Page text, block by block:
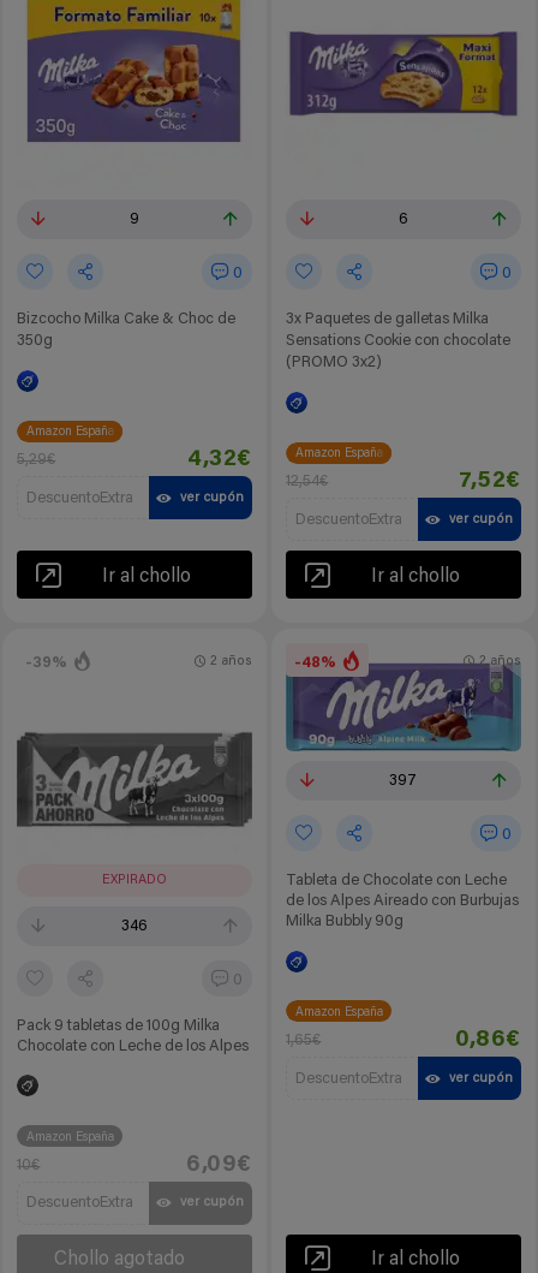
9
0
Bizcocho Milka Cake & Choc de
350g
Amazon España
5,29€ 4,32€
DescuentoExtra ver cupón
Ir al chollo
6
0
3x Paquetes de galletas Milka
Sensations Cookie con chocolate
(PROMO 3x2)
Amazon España
12,54€ 7,52€
DescuentoExtra ver cupón
Ir al chollo
-39%
EXPIRADO
346
0
Pack 9 tabletas de 100g Milka
Chocolate con Leche de los Alpes
2 años
Amazon España
10€ 6,09€
DescuentoExtra ver cupón
Chollo agotado
-48%
397
0
Tableta de Chocolate con Leche
de los Alpes Aireado con Burbujas
Milka Bubbly 90g
2 años
Amazon España
1,65€ 0,86€
DescuentoExtra ver cupón
Ir al chollo